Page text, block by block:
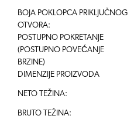
BOJA POKLOPCA PRIKLJUČNOG
OTVORA:
POSTUPNO POKRETANJE
(POSTUPNO POVEĆANJE
BRZINE)
DIMENZIJE PROIZVODA
NETO TEŽINA:
BRUTO TEŽINA: